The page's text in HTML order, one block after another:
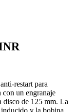
restart para
con un engranaje
disco de 125 mm. La
y la bobina